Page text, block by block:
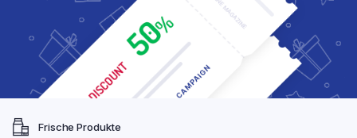
Frische Produkte